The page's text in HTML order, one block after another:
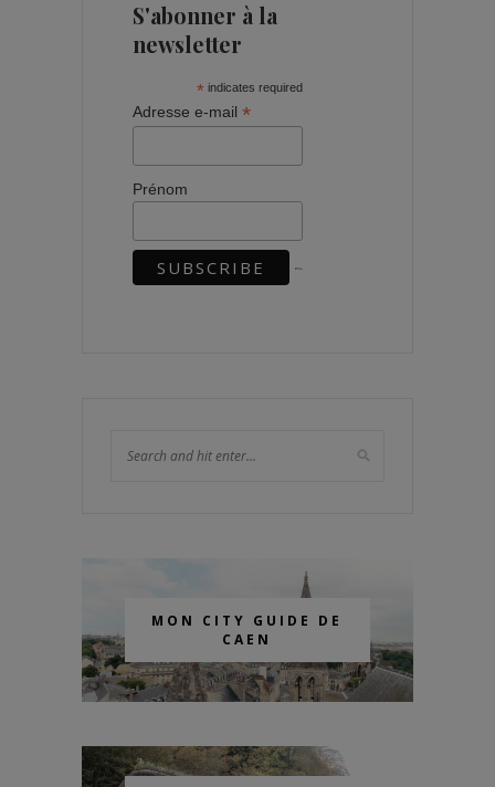
S'abonner à la
newsletter
* indicates required
Adresse e-mail *
Prénom
MON CITY GUIDE DE
CAEN